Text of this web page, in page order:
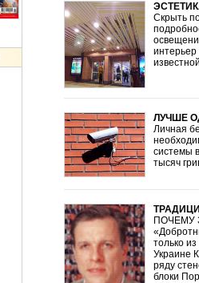
Скрыть
интерьер
ЛУЧШЕ
Личная
системы
тысяч
ПОЧЕМУ
только
Украине
ряду
блоки